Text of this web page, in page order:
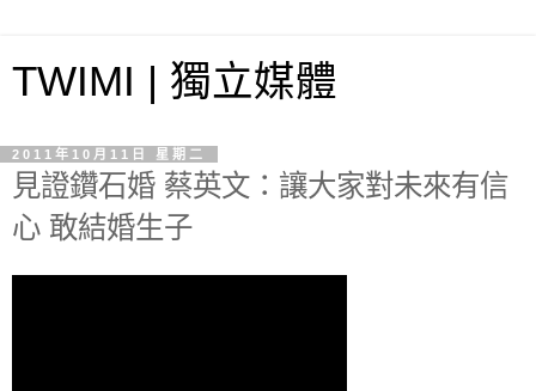
TWIMI | 獨立媒體
2011年10月11日 星期二
見證鑽石婚 蔡英文：讓大家對未來有信
心 敢結婚生子